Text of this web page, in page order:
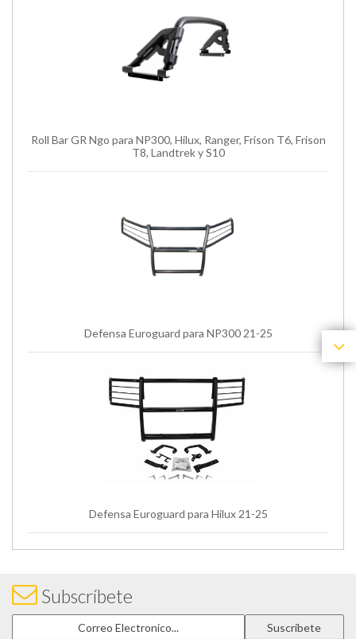
Roll Bar GR Ngo para NP300, Hilux, Ranger, Frison T6, Frison
T8, Landtrek y S10
Defensa Euroguard para NP300 21-25
Defensa Euroguard para Hilux 21-25
Subscríbete